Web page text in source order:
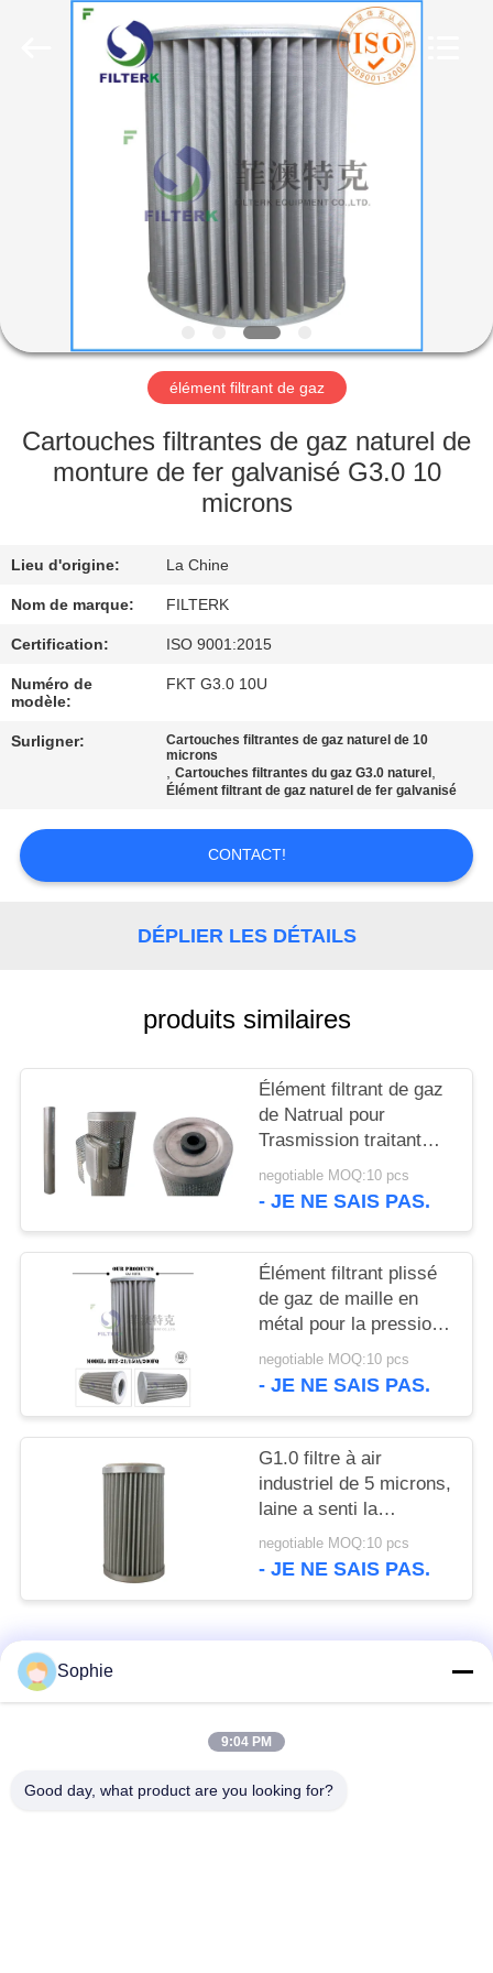
PRODUITS
SPECTACLE
VR
PROPOS
VISITE
DE
L'USINE
CONTRÔLE
QUALITÉ
CONTACTEZ-
NOUS
NOUVELLES
PLAN
DU
SITE
PRIVACY
POLICY
élément filtrant de gaz
Cartouches filtrantes de gaz naturel de
monture de fer galvanisé G3.0 10
microns
Lieu d'origine: La Chine
Nom de marque: FILTERK
Certification: ISO 9001:2015
Numéro de
modèle:
FKT G3.0 10U
Surligner:
Cartouches filtrantes de gaz naturel de 10
microns
,Cartouches filtrantes du gaz G3.0 naturel ,
Élément filtrant de gaz naturel de fer galvanisé
CONTACT!
DÉPLIER LES DÉTAILS
produits similaires
Élément filtrant de gaz
de Natrual pour
Trasmission traitant
PPEF - modèle 336
negotiable MOQ:10 pcs
- JE NE SAIS PAS.
Élément filtrant plissé
de gaz de maille en
métal pour la pression
de l'industrie 6.4MPa
de canalisation
negotiable MOQ:10 pcs
- JE NE SAIS PAS.
G1.0 filtre à air
industriel de 5 microns,
laine a senti la
cartouche filtrante de
gaz naturel
negotiable MOQ:10 pcs
- JE NE SAIS PAS.
Catégories populaires
Élément filtrant de
Sophie
9:04 PM
Good day, what product are you looking for?